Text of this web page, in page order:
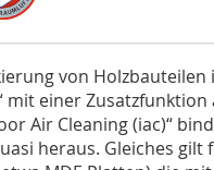
von
mit einer Zusatzfunktion
Air Cleaning (iac)“
heraus. Gleiches gilt